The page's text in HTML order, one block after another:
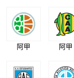
阿甲 阿甲